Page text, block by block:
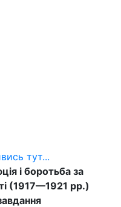
тут...
і боротьба за
(1917—1921 рр.)